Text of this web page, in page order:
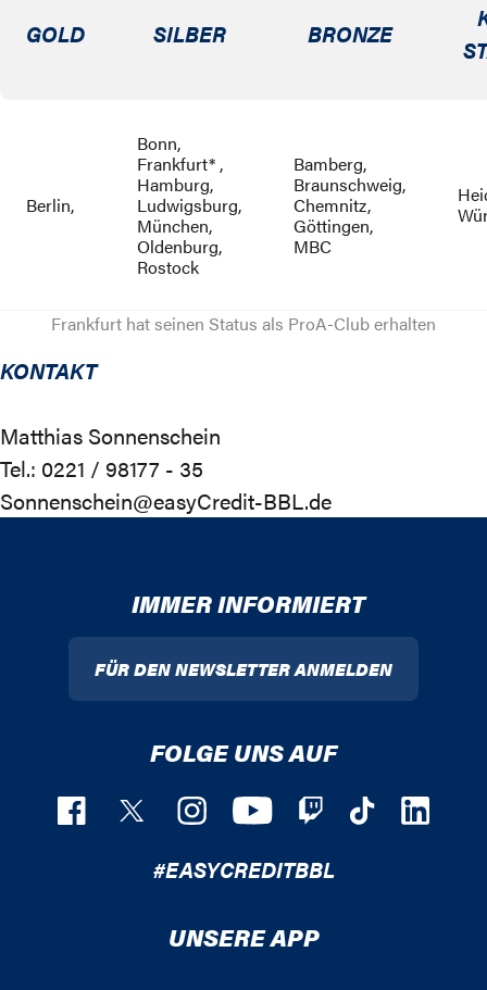
GOLD SILBER BRONZE
Berlin,
Bonn,
Frankfurt* ,
Hamburg,
Ludwigsburg,
München,
Oldenburg,
Rostock
Bamberg,
Braunschweig,
Chemnitz,
Göttingen,
MBC
Frankfurt hat seinen Status als ProA-Club erhalten
KONTAKT
Matthias Sonnenschein
Tel.: 0221 / 98177 - 35
Sonnenschein@easyCredit-BBL.de
IMMER INFORMIERT
FÜR DEN NEWSLETTER ANMELDEN
FOLGE UNS AUF
#EASYCREDITBBL
UNSERE APP